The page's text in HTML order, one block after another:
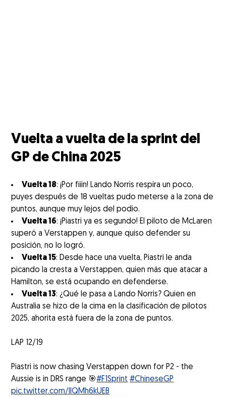
Vuelta a vuelta de la sprint del
GP de China 2025
Vuelta 18: ¡Por fiiin! Lando Norris respira un poco,
puyes después de 18 vueltas pudo meterse a la zona de
puntos, aunque muy lejos del podio.
Vuelta 16: ¡Piastri ya es segundo! El piloto de McLaren
superó a Verstappen y, aunque quiso defender su
posición, no lo logró.
Vuelta 15: Desde hace una vuelta, Piastri le anda
picando la cresta a Verstappen, quien más que atacar a
Hamilton, se está ocupando en defenderse.
Vuelta 13: ¿Qué le pasa a Lando Norris? Quien en
Australia se hizo de la cima en la clasificación de pilotos
2025, ahorita está fuera de la zona de puntos.
LAP 12/19
Piastri is now chasing Verstappen down for P2 - the
Aussie is in DRS range 🎯#F1Sprint #ChineseGP
pic.twitter.com/IlQMh6kUEB